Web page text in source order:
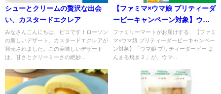
シューとクリームの贅沢な出会
い、カスタードエクレア
みなさんこんにちは、ピコです！ローソン
の新しいデザート、カスタードエクレアが
発売されました。この美味しいデザート
は、甘さとクリーミーさの絶妙...
【ファミマ×ウマ娘 プリティーダ
ービーキャンペーン対象】ウマ
娘 プリティーダービー まんま
る焼き２
ファミリーマートがお届けする、【ファミ
マ×ウマ娘 プリティーダービーキャンペー
ン対象】「ウマ娘 プリティーダービー ま
んまる焼き２」が、ウマ...